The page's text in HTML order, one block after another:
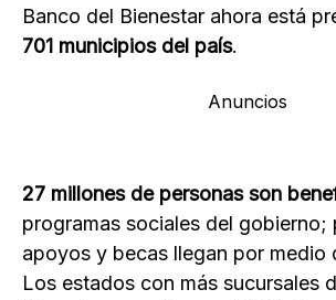
Banco del Bienestar ahora está
701 municipios del país.
Anuncios
27 millones de personas son
programas sociales del gobierno;
apoyos y becas llegan por medio
Los estados con más sucursales